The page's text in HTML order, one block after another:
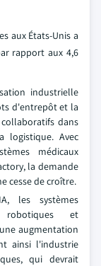
aux États-Unis a
rapport aux 4,6
industrielle
d'entrepôt et la
dans
Avec
médicaux
la demande
cesse de croître.
les systèmes
et
augmentation
ainsi l'industrie
qui devrait